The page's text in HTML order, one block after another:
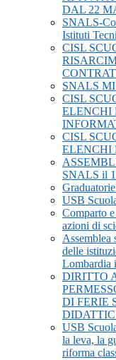
DAL 22
SNALS-
Istituti
CISL
SNALS MI
CISL
ELENCHI
CISL
ELENCHI
SNALS il
USB
Comparto
azioni di
Assemblea
delle
Lombardia
DIRITTO
DI FERIE
USB
la leva, la
riforma